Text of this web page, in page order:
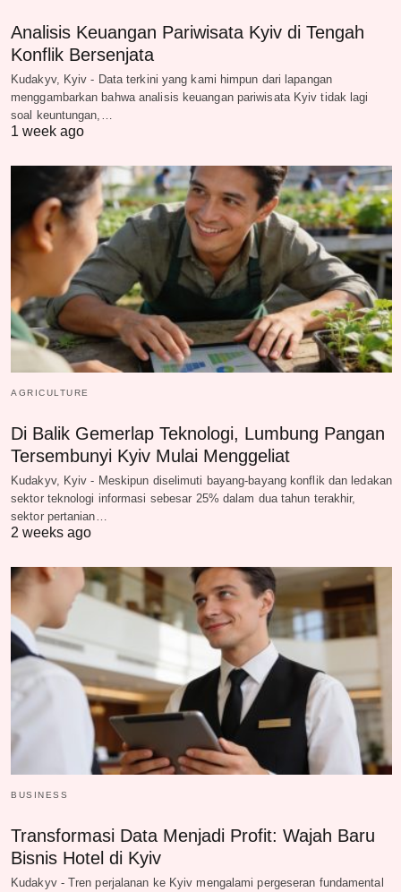
Analisis Keuangan Pariwisata Kyiv di Tengah
Konflik Bersenjata
Kudakyv, Kyiv - Data terkini yang kami himpun dari lapangan
menggambarkan bahwa analisis keuangan pariwisata Kyiv tidak lagi
soal keuntungan,…
1 week ago
AGRICULTURE
Di Balik Gemerlap Teknologi, Lumbung Pangan
Tersembunyi Kyiv Mulai Menggeliat
Kudakyv, Kyiv - Meskipun diselimuti bayang-bayang konflik dan ledakan
sektor teknologi informasi sebesar 25% dalam dua tahun terakhir,
sektor pertanian…
2 weeks ago
BUSINESS
Transformasi Data Menjadi Profit: Wajah Baru
Bisnis Hotel di Kyiv
Kudakyv - Tren perjalanan ke Kyiv mengalami pergeseran fundamental